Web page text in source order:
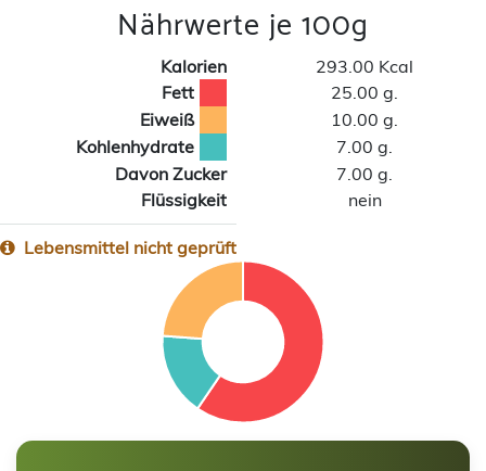
Nährwerte je 100g
Kalorien
293.00 Kcal
Fett
25.00 g.
Eiweiß
10.00 g.
Kohlenhydrate
7.00 g.
Davon Zucker
7.00 g.
Flüssigkeit
nein
Lebensmittel nicht geprüft